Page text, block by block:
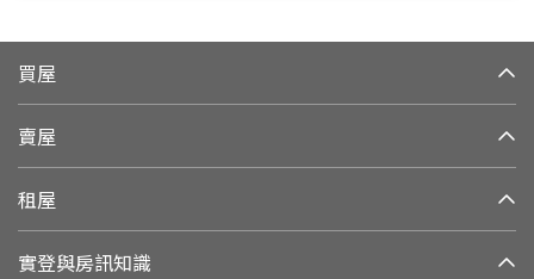
買屋
賣屋
租屋
實登與房訊知識